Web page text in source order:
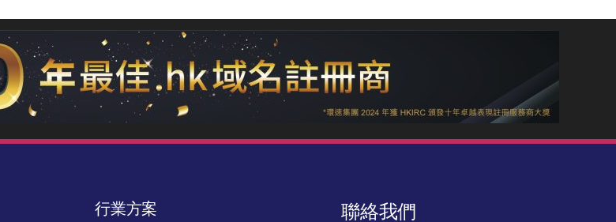
行業方案 聯絡我們